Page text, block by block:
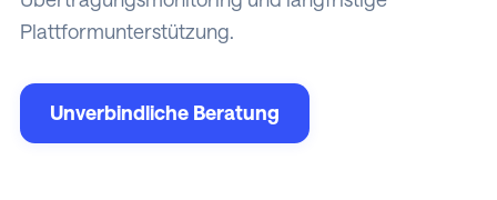
Plattformunterstützung.
Unverbindliche Beratung